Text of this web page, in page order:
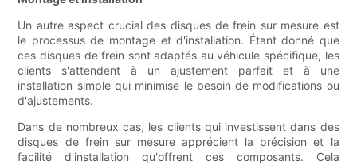
Un autre aspect crucial des disques de frein sur mesure est
le processus de montage et d'installation. Étant donné que
ces disques de frein sont adaptés au véhicule spécifique, les
clients s'attendent à un ajustement parfait et à une
installation simple qui minimise le besoin de modifications ou
d'ajustements.
Dans de nombreux cas, les clients qui investissent dans des
disques de frein sur mesure apprécient la précision et la
facilité d'installation qu'offrent ces composants. Cela